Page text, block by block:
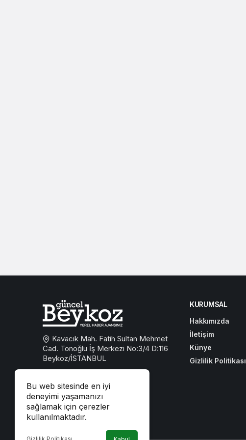
Bu web sitesinde en iyi
deneyimi yaşamanızı
sağlamak için çerezler
kullanılmaktadır.
Kavacık Mah. Fatih Sultan Mehmet
Cad. Tonoğlu İş Merkezi No:3/4 D:116
Beykoz/İSTANBUL
beykozguncel@gmail.com
iletisim@beykozguncel.com
KURUMSAL
Hakkımızda
İletişim
Künye
Gizlilik Politikası